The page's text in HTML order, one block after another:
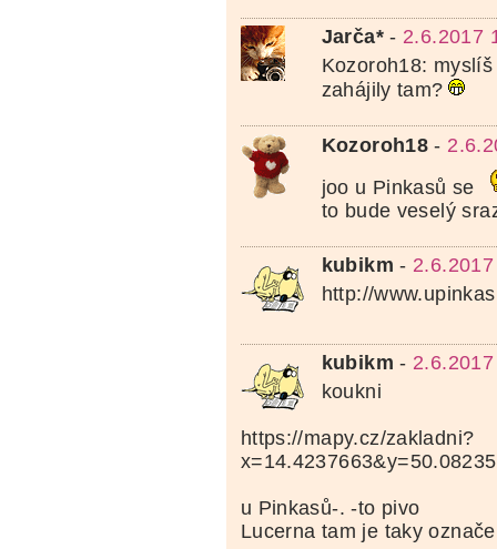
Jarča*- 2.6.2017
Kozoroh18:
zahájily tam?
Kozoroh18 -
joo u Pinkasů se
to bude veselý
kubikm -
http://
kubikm -
koukni
https://mapy.cz/zakladni?
u Pinkasů-. -to pivo
Lucerna tam je taky